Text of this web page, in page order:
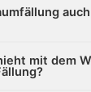
mit dem